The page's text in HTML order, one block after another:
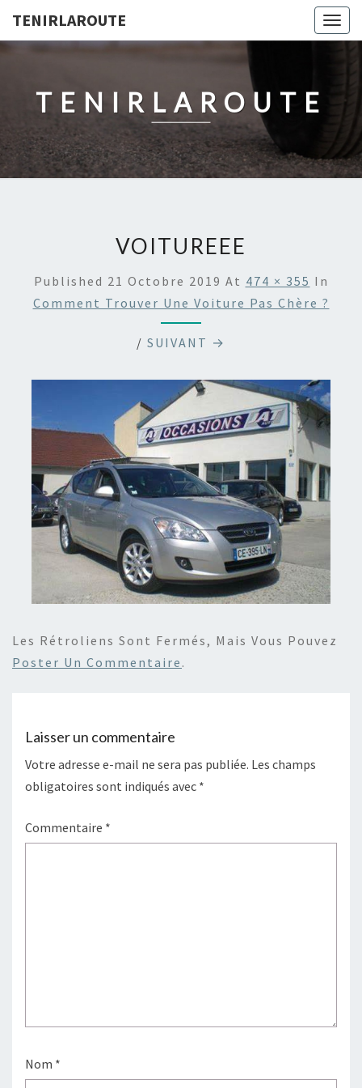
TENIRLAROUTE
TENIRLAROUTE
VOITUREEE
Published 21 Octobre 2019 At 474 × 355 In
Comment Trouver Une Voiture Pas Chère ?
/ SUIVANT →
Les Rétroliens Sont Fermés, Mais Vous Pouvez
Poster Un Commentaire .
Laisser un commentaire
Votre adresse e-mail ne sera pas publiée. Les champs
obligatoires sont indiqués avec *
Commentaire *
Nom *